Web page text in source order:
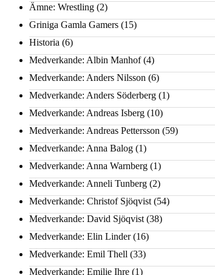
Ämne: Wrestling (2)
Griniga Gamla Gamers (15)
Historia (6)
Medverkande: Albin Manhof(4)
Medverkande: Anders Nilsson (6)
Medverkande: Anders Söderberg (1)
Medverkande: Andreas Isberg (10)
Medverkande: Andreas Pettersson (59)
Medverkande: Anna Balog (1)
Medverkande: Anna Warnberg (1)
Medverkande: Anneli Tunberg (2)
Medverkande: Christof Sjöqvist (54)
Medverkande: David Sjöqvist (38)
Medverkande: Elin Linder(16)
Medverkande: Emil Thell (33)
Medverkande: Emilie Ihre (1)